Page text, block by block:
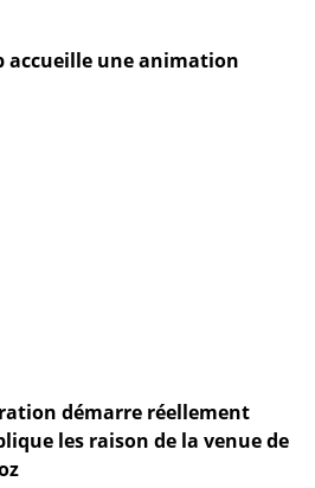
accueille une animation
démarre réellement
les raison de la venue de